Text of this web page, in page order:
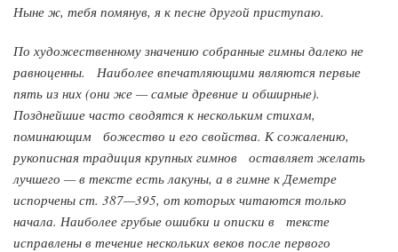
Ныне ж, тебя помянув, я к песне другой приступаю.
По художественному значению собранные гимны далеко не
равноценны. Наиболее впечатляющими являются первые
пять из них (они же — самые древние и обширные).
Позднейшие часто сводятся к нескольким стихам,
поминающим божество и его свойства. К сожалению,
рукописная традиция крупных гимнов оставляет желать
лучшего — в тексте есть лакуны, а в гимне к Деметре
испорчены ст. 387—395, от которых читаются только
начала. Наиболее грубые ошибки и описки в тексте
исправлены в течение нескольких веков после первого